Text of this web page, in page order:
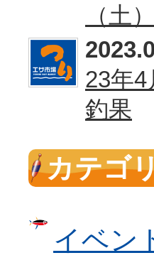
（土
23年4
釣果
カテゴ
イベン